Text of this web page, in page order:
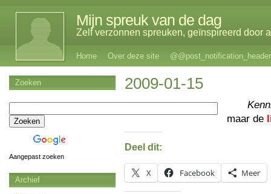
Mijn spreuk van de dag
Zelf verzonnen spreuken, geïnspireerd door
Home Over deze site @@post_notification_header
2009-01-15
maar de
Deel dit:
X Facebook Meer
Zoeken
Aangepast zoeken
Archief